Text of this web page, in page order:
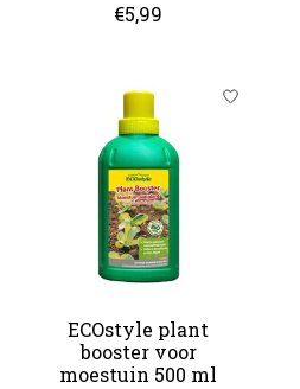
€5,99
ECOstyle plant
booster voor
moestuin 500 ml